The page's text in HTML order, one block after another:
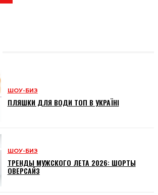
ШОУ-БИЗ
ПЛЯШКИ ДЛЯ ВОДИ ТОП В УКРАЇНІ
ШОУ-БИЗ
ТРЕНДЫ МУЖСКОГО ЛЕТА 2026: ШОРТЫ
ОВЕРСАЙЗ